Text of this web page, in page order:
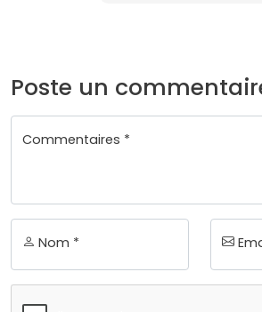
Poste un
Commentaires *
Nom *